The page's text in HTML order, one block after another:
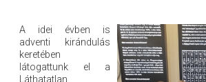
A idei évben is
adventi kirándulás
keretében
látogattunk el a
Láthatatlan